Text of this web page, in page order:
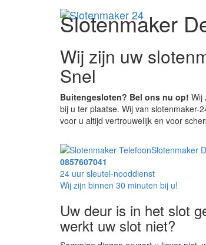
Slotenmaker
Wij zijn uw
Snel
Buitengesloten? Bel ons nu op! Wij
bij u ter plaatse. Wij van slotenmaker-
voor u altijd vertrouwelijk en voor
Slotenmaker
0857607041
24 uur sleutel-nooddienst
Wij zijn binnen 30 minuten bij u!
Uw deur is in het slot
werkt uw slot niet?